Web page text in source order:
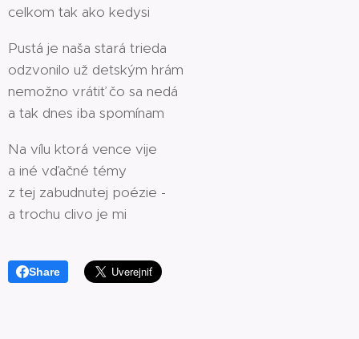
celkom tak ako kedysi
Pustá je naša stará trieda
odzvonilo už detským hrám
nemožno vrátiť čo sa nedá
a tak dnes iba spomínam
Na vílu ktorá vence vije
a iné vďačné témy
z tej zabudnutej poézie -
a trochu clivo je mi
Share